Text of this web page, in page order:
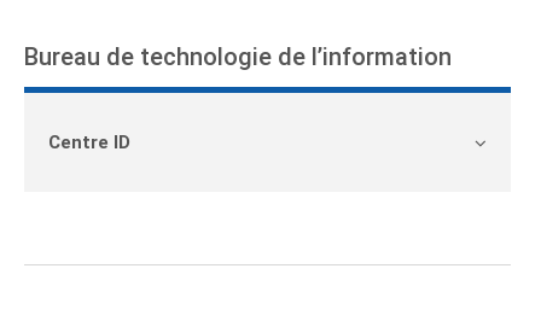
Bureau de technologie de l’information
Centre ID